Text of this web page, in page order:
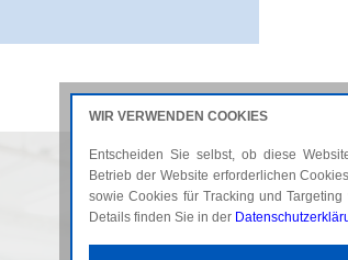
AKTUELLES
WIR VERWENDEN COOKIES
Entscheiden Sie selbst, ob diese
Betrieb der Website erforderlichen
sowie Cookies für Tracking und Targeting
Details finden Sie in der